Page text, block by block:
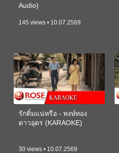
Audio)
145 views • 10.07.2569
รักติ๋มแน่หรือ - หงษ์ทอง
ดาวอุดร (KARAOKE)
30 views • 10.07.2569